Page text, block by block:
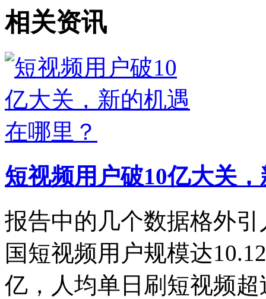
相关资讯
短视频用户破10亿大关
报告中的几个数据格外
国短视频用户规模达
亿，人均单日刷短视频